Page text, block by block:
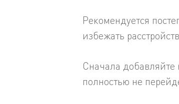
Рекомендуется
избежать
Сначала добавляйте
полностью не